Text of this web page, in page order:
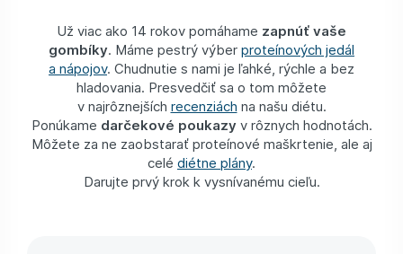
Už viac ako 14 rokov pomáhame zapnúť vaše
gombíky. Máme pestrý výber proteínových jedál
a nápojov. Chudnutie s nami je ľahké, rýchle a bez
hladovania. Presvedčiť sa o tom môžete
v najrôznejších recenziách na našu diétu.
Ponúkame darčekové poukazyv rôznych hodnotách.
Môžete za ne zaobstarať proteínové maškrtenie, ale aj
celé diétne plány.
Darujte prvý krok k vysnívanému cieľu.